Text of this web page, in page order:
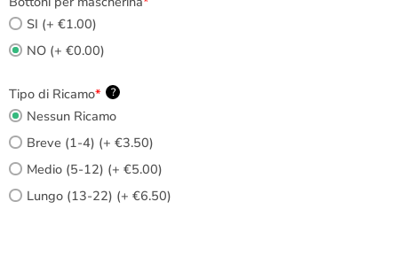
SI (+ €1.00)
NO (+ €0.00)
Tipo di Ricamo* ?
Nessun Ricamo
Breve (1-4) (+ €3.50)
Medio (5-12) (+ €5.00)
Lungo (13-22) (+ €6.50)